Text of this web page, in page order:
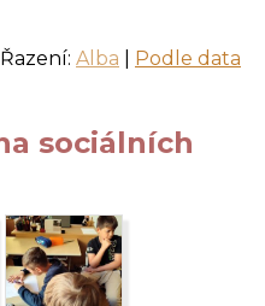
Řazení: Alba Podle data
sociálních